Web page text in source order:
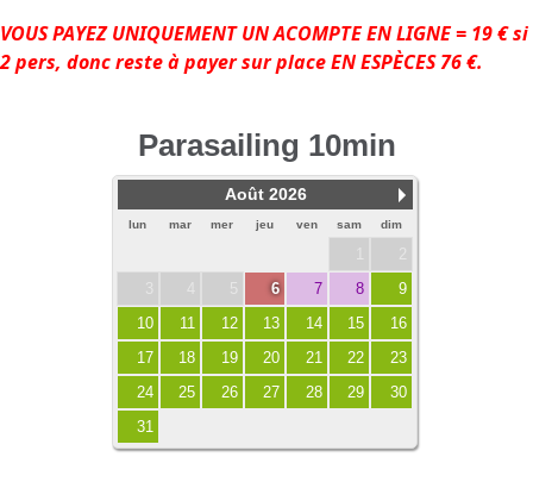
VOUS PAYEZ UNIQUEMENT UN ACOMPTE EN LIGNE = 19 € si
2 pers, donc reste à payer sur place EN ESPÈCES 76 €.